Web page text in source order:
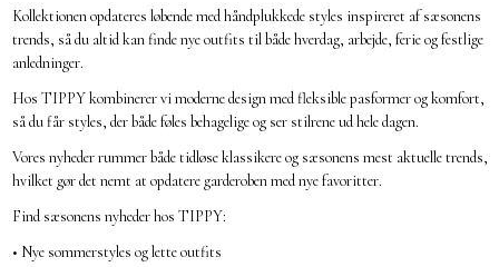
Kollektionen opdateres løbende med håndplukkede styles inspireret af sæsonens
trends, så du altid kan finde nye outfits til både hverdag, arbejde, ferie og festlige
anledninger.
Hos TIPPY kombinerer vi moderne design med fleksible pasformer og komfort,
så du får styles, der både føles behagelige og ser stilrene ud hele dagen.
Vores nyheder rummer både tidløse klassikere og sæsonens mest aktuelle trends,
hvilket gør det nemt at opdatere garderoben med nye favoritter.
Find sæsonens nyheder hos TIPPY:
• Nye sommerstyles og lette outfits